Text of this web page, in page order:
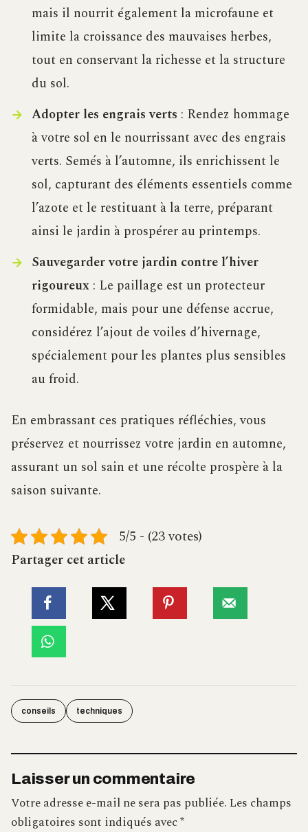
mais il nourrit également la microfaune et
limite la croissance des mauvaises herbes,
tout en conservant la richesse et la structure
du sol.
Adopter les engrais verts : Rendez hommage
à votre sol en le nourrissant avec des engrais
verts. Semés à l’automne, ils enrichissent le
sol, capturant des éléments essentiels comme
l’azote et le restituant à la terre, préparant
ainsi le jardin à prospérer au printemps.
Sauvegarder votre jardin contre l’hiver
rigoureux : Le paillage est un protecteur
formidable, mais pour une défense accrue,
considérez l’ajout de voiles d’hivernage,
spécialement pour les plantes plus sensibles
au froid.
En embrassant ces pratiques réfléchies, vous
préservez et nourrissez votre jardin en automne,
assurant un sol sain et une récolte prospère à la
saison suivante.
5/5 - (23 votes)
Partager cet article
conseils techniques
Laisser un commentaire
Votre adresse e-mail ne sera pas publiée.Les champs
obligatoires sont indiqués avec*